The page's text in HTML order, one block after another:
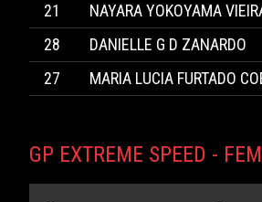
21
NAYARA YOKOYAMA
28
DANIELLE G D ZANARDO
27
MARIA LUCIA FURTADO
GP EXTREME SPEED -